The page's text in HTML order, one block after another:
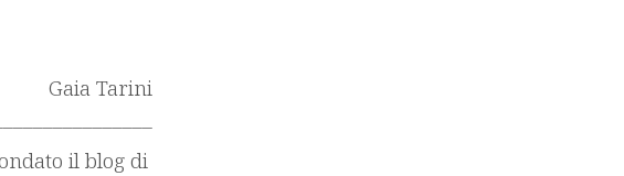
Gaia Tarini
il blog di